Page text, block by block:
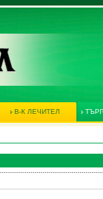
В-К ЛЕЧИТЕЛ